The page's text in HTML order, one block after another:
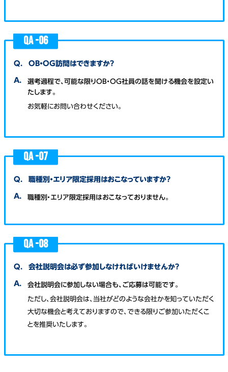
QA -06
Q. OB・OG訪問はできますか？
A.
選考過程で、可能な限りOB・OG社員の話を聞ける機会を設定い
たします。
お気軽にお問い合わせください。
QA -07
Q. 職種別・エリア限定採用はおこなっていますか？
A. 職種別・エリア限定採用はおこなっておりません。
QA -08
Q. 会社説明会は必ず参加しなければいけませんか？
A. 会社説明会に参加しない場合も、ご応募は可能です。
ただし、会社説明会は、当社がどのような会社かを知っていただく
大切な機会と考えておりますので、できる限りご参加いただくこ
とを推奨いたします。